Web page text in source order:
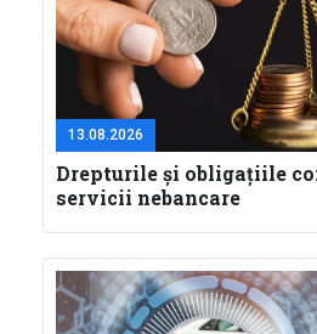
13.08.2026
Drepturile și obligațiile
servicii nebancare